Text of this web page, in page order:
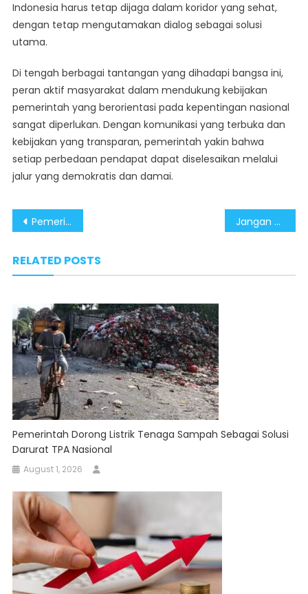
Indonesia harus tetap dijaga dalam koridor yang sehat,
dengan tetap mengutamakan dialog sebagai solusi
utama.
Di tengah berbagai tantangan yang dihadapi bangsa ini,
peran aktif masyarakat dalam mendukung kebijakan
pemerintah yang berorientasi pada kepentingan nasional
sangat diperlukan. Dengan komunikasi yang terbuka dan
kebijakan yang transparan, pemerintah yakin bahwa
setiap perbedaan pendapat dapat diselesaikan melalui
jalur yang demokratis dan damai.
Post
Pemerintah Jamin Stok BBM dan Pangan Tetap Kondusif Jelang Lebaran Jangan Terprovokasi Isu “Indonesia Gelap”, Pemerintah Pastikan Stabilitas Terjaga
RELATED POSTS
Pemerintah Dorong Listrik Tenaga Sampah Sebagai Solusi
Darurat TPA Nasional
August 1, 2026